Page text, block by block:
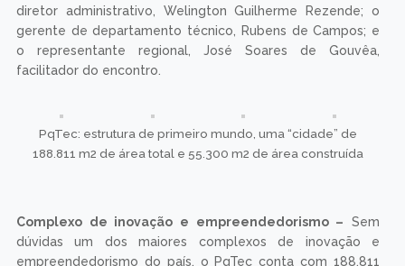
diretor administrativo, Welington Guilherme Rezende; o
gerente de departamento técnico, Rubens de Campos; e
o representante regional, José Soares de Gouvêa,
facilitador do encontro.
PqTec: estrutura de primeiro mundo, uma “cidade” de
188.811 m2 de área total e 55.300 m2 de área construída
Complexo de inovação e empreendedorismo – Sem
dúvidas um dos maiores complexos de inovação e
empreendedorismo do país, o PqTec conta com 188.811